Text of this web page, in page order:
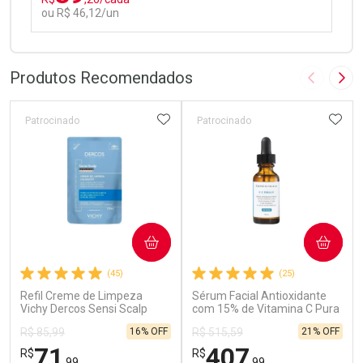
ou R$ 46,12/un
Laboratório
Ativar Desconto
Comprar sem Desconto
Por R$ 46,12/cada
Por Menos
Comprar sem Desconto
Por R$ 46,12/cada
Produtos Recomendados Imagem
(45)
Refil Creme de Limpeza
Vichy Dercos Sensi Scalp
Patrocinado
R$ 85,99
R$
16% OFF
ADICIONAR AOS FAVORITOS
COMPRAR
(25)
Sérum Facial Antioxidante
com 15% de Vitamina C Pura
SkinCeuticals C E Ferulic
30ml
Patrocinado
R$ 515,59
R$
21% OFF
COMPRAR